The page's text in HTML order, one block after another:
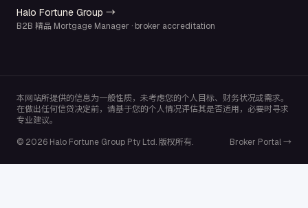
Halo Fortune Group →
B2B 精品 Mortgage Manager · broker accreditation
本网站所提供的信息为一般性质，未考虑您的个人目标、财务状况或需求。
在做出任何信贷决定前，请基于您的个人情况评估其是否适用，必要时寻求
专业建议。
© 2026 Halo Fortune Group Pty Ltd. 版权所有.
Broker Portal →